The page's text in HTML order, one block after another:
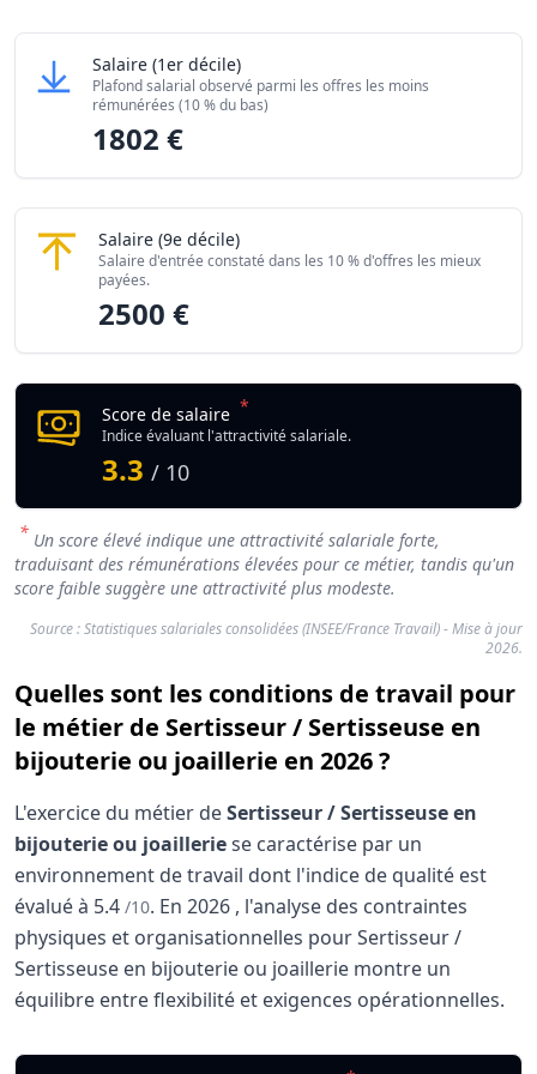
Grille salariale Sertisseur / Sertisseuse en bijouterie ou
Niveau de salaire (Déciles)
Salaire minimum (10% les moins rémunérés)
Salaire maximum (10% les mieux rémunérés)
Salaire Sertisseur / Sertisseuse en bijouterie ou
(1er décile)
Plafond salarial observé parmi les offres les moins
rémunérées (10 % du bas)
1802 €
Salaire Sertisseur / Sertisseuse en bijouterie ou
(9e décile)
Salaire d'entrée constaté dans les 10 % d'offres les mieux
payées.
2500 €
Score de salaire *
Indice évaluant l'attractivité salariale.
3.3 / 10
* Un score élevé indique une attractivité salariale forte,
traduisant des rémunérations élevées pour ce métier, tandis qu'un
score faible suggère une attractivité plus modeste.
Source : Statistiques salariales consolidées (INSEE/France Travail) - Mise à jour
2026.
Quelles sont les conditions de travail pour
le métier de Sertisseur / Sertisseuse en
bijouterie ou joaillerie en 2026 ?
L'exercice du métier deSertisseur / Sertisseuse en
bijouterie ou joailleriese caractérise par un
environnement de travail dont l'indice de qualité est
évalué à 5.4 /10. En 2026 , l'analyse des contraintes
physiques et organisationnelles pour Sertisseur /
Sertisseuse en bijouterie ou joaillerie montre un
équilibre entre flexibilité et exigences opérationnelles.
Analyse des conditions de travail : Sertisseur /